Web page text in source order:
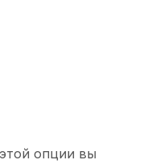
опции вы